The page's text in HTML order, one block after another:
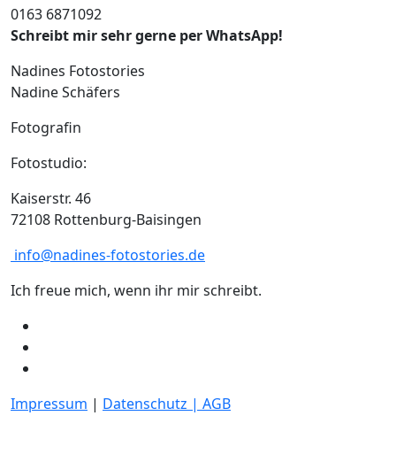
0163 6871092
Schreibt mir sehr gerne per WhatsApp!
Nadines Fotostories
Nadine Schäfers
Fotografin
Fotostudio:
Kaiserstr. 46
72108 Rottenburg-Baisingen
info@nadines-fotostories.de
Ich freue mich, wenn ihr mir schreibt.
Impressum | Datenschutz | AGB